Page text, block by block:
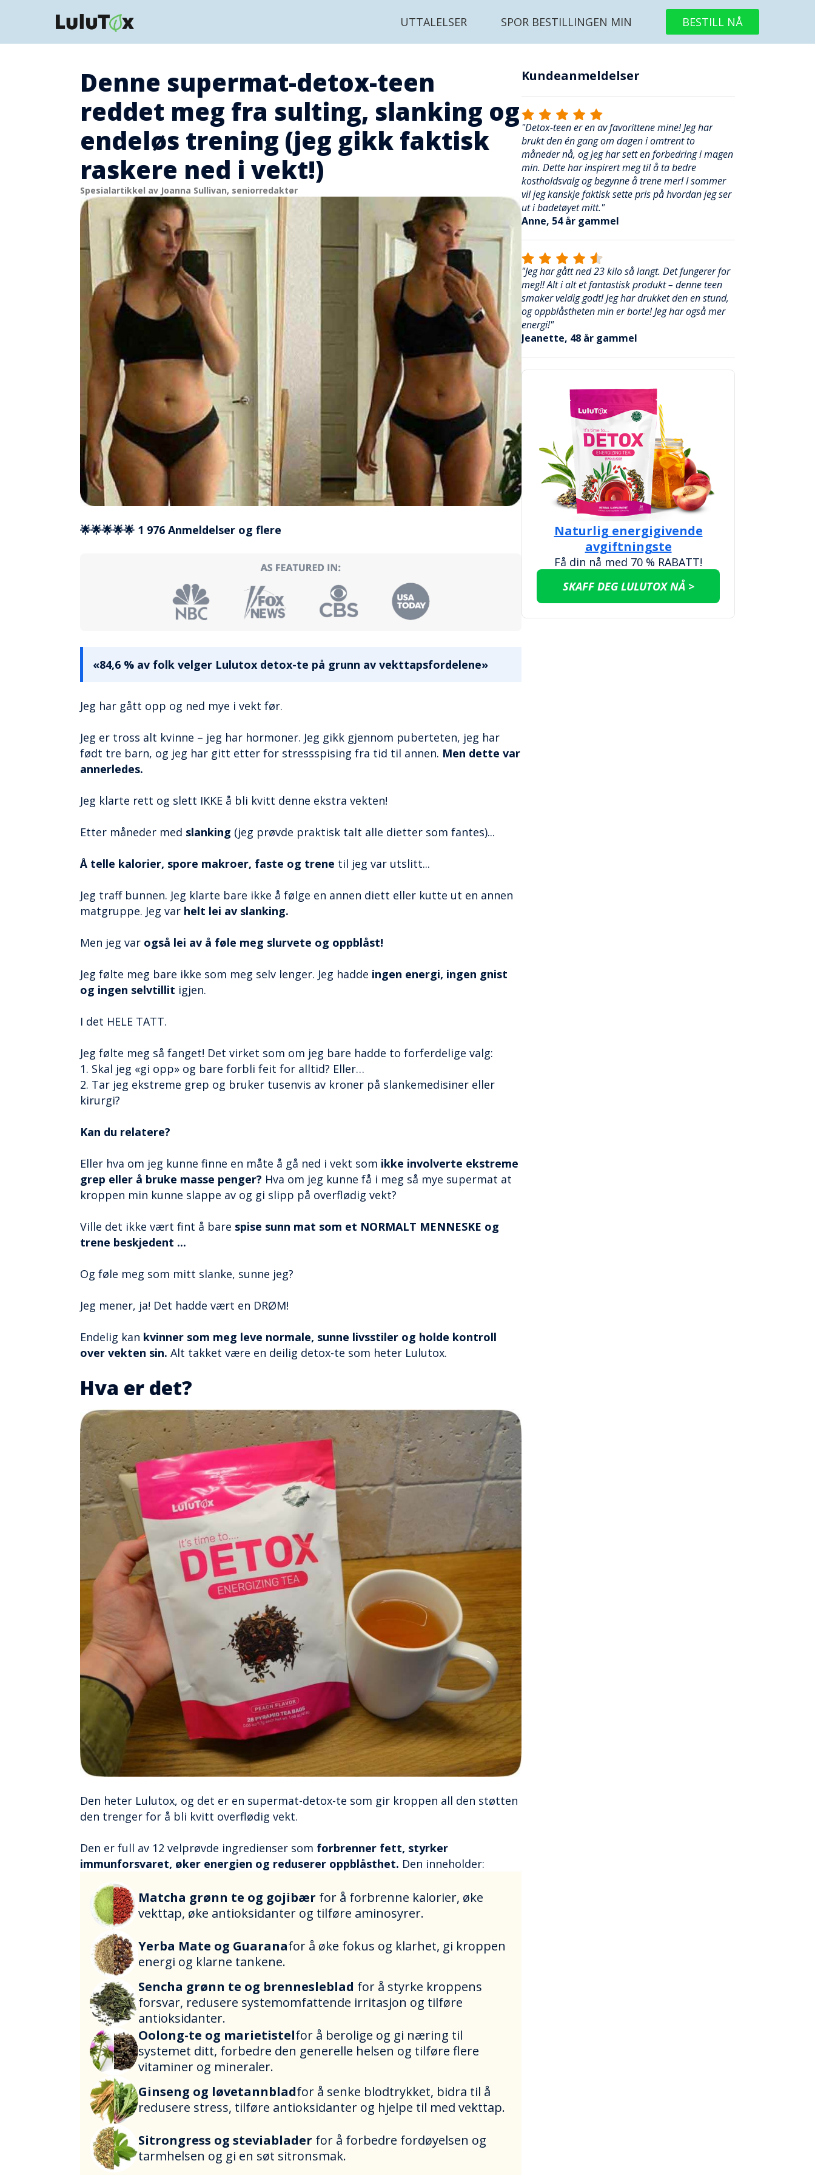
UTTALELSER SPOR BESTILLINGEN MIN BESTILL NÅ
Denne supermat-detox-teen
reddet meg fra sulting, slanking og
endeløs trening (jeg gikk faktisk
raskere ned i vekt!)
Spesialartikkel av Joanna Sullivan, seniorredaktør
🌟🌟🌟🌟🌟 1 976 Anmeldelser og flere
«84,6 % av folk velger Lulutox detox-te på grunn av vekttapsfordelene»
Jeg har gått opp og ned mye i vekt før.
Jeg er tross alt kvinne – jeg har hormoner. Jeg gikk gjennom puberteten, jeg har
født tre barn, og jeg har gitt etter for stressspising fra tid til annen. Men dette var
annerledes.
Jeg klarte rett og slett IKKE å bli kvitt denne ekstra vekten!
Etter måneder med slanking (jeg prøvde praktisk talt alle dietter som fantes)...
Å telle kalorier, spore makroer, faste og trene til jeg var utslitt...
Jeg traff bunnen. Jeg klarte bare ikke å følge en annen diett eller kutte ut en annen
matgruppe. Jeg var helt lei av slanking.
Men jeg var også lei av å føle meg slurvete og oppblåst!
Jeg følte meg bare ikke som meg selv lenger. Jeg hadde ingen energi, ingen gnist
og ingen selvtillit igjen.
I det HELE TATT.
Jeg følte meg så fanget! Det virket som om jeg bare hadde to forferdelige valg:
1. Skal jeg «gi opp» og bare forbli feit for alltid? Eller…
2. Tar jeg ekstreme grep og bruker tusenvis av kroner på slankemedisiner eller
kirurgi?
Kan du relatere?
Eller hva om jeg kunne finne en måte å gå ned i vekt som ikke involverte ekstreme
grep eller å bruke masse penger? Hva om jeg kunne få i meg så mye supermat at
kroppen min kunne slappe av og gi slipp på overflødig vekt?
Ville det ikke vært fint å bare spise sunn mat som et NORMALT MENNESKE og
trene beskjedent ...
Og føle meg som mitt slanke, sunne jeg?
Jeg mener, ja! Det hadde vært en DRØM!
Endelig kan kvinner som meg leve normale, sunne livsstiler og holde kontroll
over vekten sin. Alt takket være en deilig detox-te som heter Lulutox.
Hva er det?
Den heter Lulutox, og det er en supermat-detox-te som gir kroppen all den støtten
den trenger for å bli kvitt overflødig vekt.
Den er full av 12 velprøvde ingredienser som forbrenner fett, styrker
immunforsvaret, øker energien og reduserer oppblåsthet. Den inneholder:
Matcha grønn te og gojibær for å forbrenne kalorier, øke
vekttap, øke antioksidanter og tilføre aminosyrer.
Yerba Mate og Guaranafor å øke fokus og klarhet, gi kroppen
energi og klarne tankene.
Sencha grønn te og brennesleblad for å styrke kroppens
forsvar, redusere systemomfattende irritasjon og tilføre
antioksidanter.
Oolong-te og marietistelfor å berolige og gi næring til
systemet ditt, forbedre den generelle helsen og tilføre flere
vitaminer og mineraler.
Ginseng og løvetannbladfor å senke blodtrykket, bidra til å
redusere stress, tilføre antioksidanter og hjelpe til med vekttap.
Sitrongress og steviablader for å forbedre fordøyelsen og
tarmhelsen og gi en søt sitronsmak.
Kundeanmeldelser
"Detox-teen er en av favorittene mine! Jeg har
brukt den én gang om dagen i omtrent to
måneder nå, og jeg har sett en forbedring i magen
min. Dette har inspirert meg til å ta bedre
kostholdsvalg og begynne å trene mer! I sommer
vil jeg kanskje faktisk sette pris på hvordan jeg ser
ut i badetøyet mitt."
Anne, 54 år gammel
"Jeg har gått ned 23 kilo så langt. Det fungerer for
meg!! Alt i alt et fantastisk produkt – denne teen
smaker veldig godt! Jeg har drukket den en stund,
og oppblåstheten min er borte! Jeg har også mer
energi!"
Jeanette, 48 år gammel
Naturlig energigivende
avgiftningste
Få din nå med 70 % RABATT!
SKAFF DEG LULUTOX NÅ >